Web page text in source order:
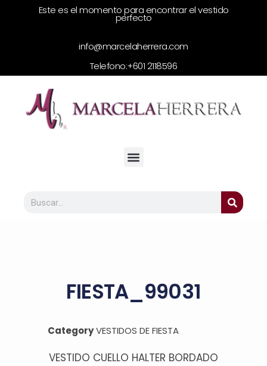
Este es el momento para encontrar el vestido
perfecto
info@marcelaherrera.com
Telefono:+601 2118596
FIESTA_99031
CategoryVESTIDOS DE FIESTA
VESTIDO CUELLO HALTER BORDADO